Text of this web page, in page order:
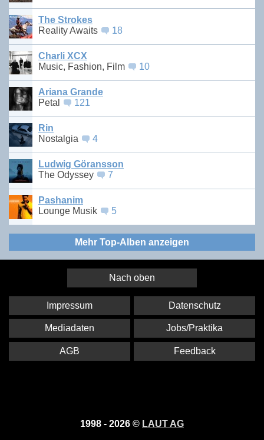
The Strokes
Reality Awaits
18
Charli XCX
Music, Fashion, Film
10
Ariana Grande
Petal
121
Rin
Nostalgia
4
Ludwig Göransson
The Odyssey
7
Pashanim
Lounge Musik
5
Mehr Top-Alben anzeigen
Nach oben
1998 - 2026 © LAUT AG
Impressum Datenschutz
Mediadaten Jobs/Praktika
AGB Feedback